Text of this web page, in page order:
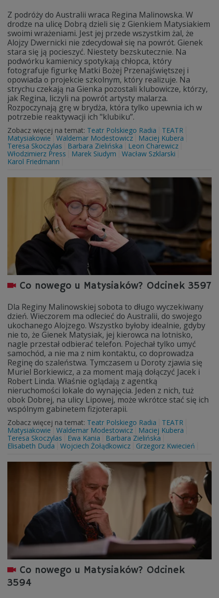
Z podróży do Australii wraca Regina Malinowska. W
drodze na ulicę Dobrą dzieli się z Gienkiem Matysiakiem
swoimi wrażeniami. Jest jej przede wszystkim żal, że
Alojzy Dwernicki nie zdecydował się na powrót. Gienek
stara się ją pocieszyć. Niestety bezskutecznie. Na
podwórku kamienicy spotykają chłopca, który
fotografuje figurkę Matki Bożej Przenajświętszej i
opowiada o projekcie szkolnym, który realizuje. Na
strychu czekają na Gienka pozostali klubowicze, którzy,
jak Regina, liczyli na powrót artysty malarza.
Rozpoczynają grę w brydża, która tylko upewnia ich w
potrzebie reaktywacji ich "klubiku”.
Zobacz więcej na temat: Teatr Polskiego Radia
TEATR
Matysiakowie
Waldemar Modestowicz
Maciej Kubera
Teresa Skoczylas
Barbara Zielińska
Leon Charewicz
Włodzimierz Press
Marek Siudym
Wacław Szklarski
Karol Friedmann
Co nowego u Matysiaków? Odcinek 3597
Dla Reginy Malinowskiej sobota to długo wyczekiwany
dzień. Wieczorem ma odlecieć do Australii, do swojego
ukochanego Alojzego. Wszystko byłoby idealnie, gdyby
nie to, że Gienek Matysiak, jej kierowca na lotnisko,
nagle przestał odbierać telefon. Pojechał tylko umyć
samochód, a nie ma z nim kontaktu, co doprowadza
Reginę do szaleństwa. Tymczasem u Doroty zjawia się
Muriel Borkiewicz, a za moment mają dołączyć Jacek i
Robert Linda. Właśnie oglądają z agentką
nieruchomości lokale do wynajęcia. Jeden z nich, tuż
obok Dobrej, na ulicy Lipowej, może wkrótce stać się ich
wspólnym gabinetem fizjoterapii.
Zobacz więcej na temat: Teatr Polskiego Radia
TEATR
Matysiakowie
Waldemar Modestowicz
Maciej Kubera
Teresa Skoczylas
Ewa Kania
Barbara Zielińska
Elisabeth Duda
Wojciech Żołądkowicz Grzegorz Kwiecień
Co nowego u Matysiaków? Odcinek
3594